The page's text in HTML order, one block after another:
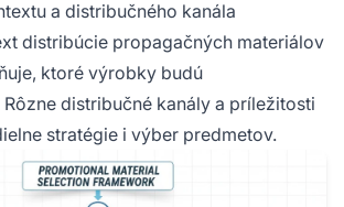
a distribučného kanála
distribúcie propagačných materiálov
ktoré výrobky budú
distribučné kanály a príležitosti
stratégie i výber predmetov.